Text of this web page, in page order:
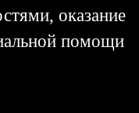
оказание
помощи